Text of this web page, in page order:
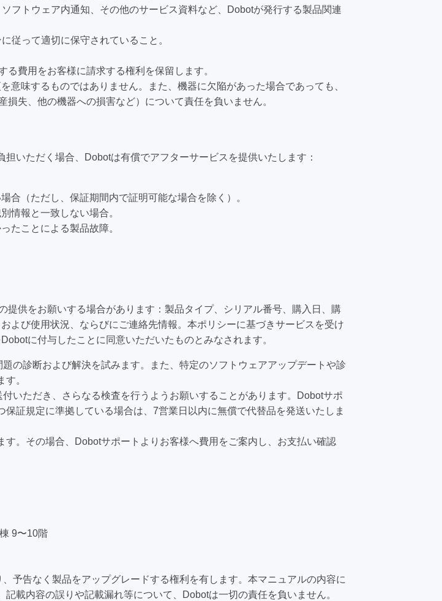
フトウェア内通知、その他のサービス資料など、Dobotが発行する製品関連
従って適切に保守されていること。
費用をお客様に請求する権利を保留します。
意味するものではありません。また、機器に欠陥があった場合であっても、
失、他の機器への損害など）について責任を負いません。
いただく場合、Dobotは有償でアフターサービスを提供いたします：
合（ただし、保証期間内で証明可能な場合を除く）。
情報と一致しない場合。
たことによる製品故障。
提供をお願いする場合があります：製品タイプ、シリアル番号、購入日、購
よび使用状況、ならびにご連絡先情報。本ポリシーに基づきサービスを受け
に付与したことに同意いただいたものとみなされます。
の診断および解決を試みます。また、特定のソフトウェアアップデートや診
。
いただき、さらなる検査を行うようお願いすることがあります。Dobotサポ
証規定に準拠している場合は、7営業日以内に無償で代替品を発送いたしま
。その場合、Dobotサポートよりお客様へ費用をご案内し、お支払い確認
9〜10階
予告なく製品をアップグレードする権利を有します。本マニュアルの内容に
載内容の誤りや記載漏れ等について、Dobotは一切の責任を負いません。